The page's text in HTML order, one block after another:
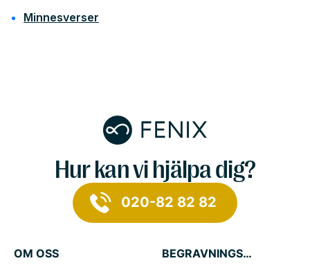
Minnesverser
Hur kan vi hjälpa dig?
020-82 82 82
OM OSS
BEGRAVNINGSTJÄNSTER